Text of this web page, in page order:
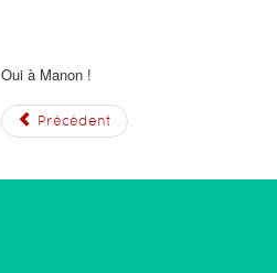
Oui à Manon !
Précédent